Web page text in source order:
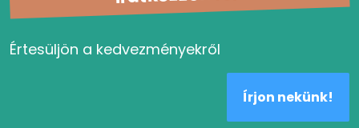
Értesüljön a kedvezményekről
Írjon nekünk!